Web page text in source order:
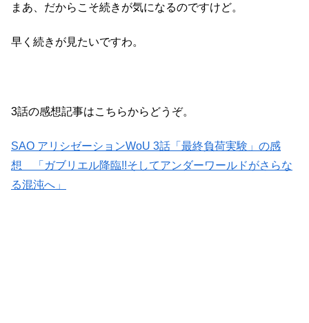
まあ、だからこそ続きが気になるのですけど。
早く続きが見たいですわ。
3話の感想記事はこちらからどうぞ。
SAO アリシゼーションWoU 3話「最終負荷実験」の感
想 「ガブリエル降臨!!そしてアンダーワールドがさらな
る混沌へ」